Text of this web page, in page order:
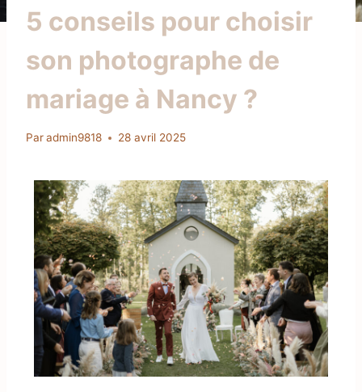
5 conseils pour choisir
son photographe de
mariage à Nancy ?
Paradmin9818 28 avril 2025